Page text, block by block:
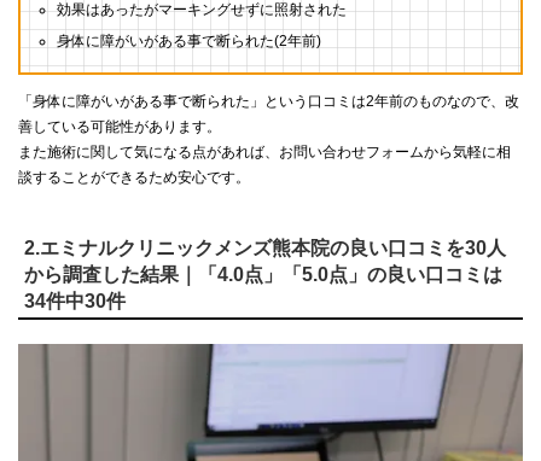
効果はあったがマーキングせずに照射された
身体に障がいがある事で断られた(2年前)
「身体に障がいがある事で断られた」という口コミは2年前のものなので、改
善している可能性があります。
また施術に関して気になる点があれば、お問い合わせフォームから気軽に相
談することができるため安心です。
2.エミナルクリニックメンズ熊本院の良い口コミを30人
から調査した結果｜「4.0点」「5.0点」の良い口コミは
34件中30件